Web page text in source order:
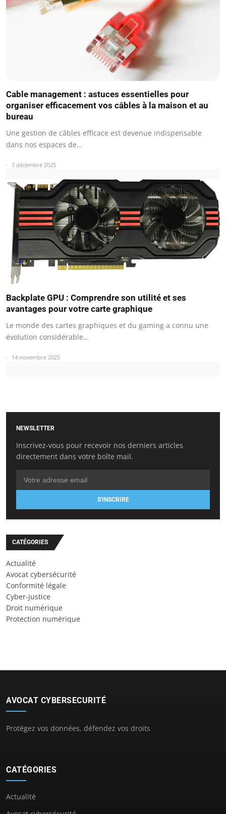
Cable management : astuces essentielles pour
organiser efficacement vos câbles à la maison et au
bureau
Une gestion de câbles efficace est devenue indispensable
dans nos espaces de…
5 décembre 2025
Backplate GPU : Comprendre son utilité et ses
avantages pour votre carte graphique
Le monde des cartes graphiques et du gaming a connu une
évolution considérable…
14 novembre 2025
NEWSLETTER
Inscrivez-vous pour recevoir nos derniers articles
directement dans votre boîte mail.
S'INSCRIRE
CATÉGORIES
Actualité
Avocat cybersécurité
Conformité légale
Cyber-justice
Droit numérique
Protection numérique
AVOCAT CYBERSECURITÉ
Protégez vos données, défendez vos droits
CATÉGORIES
Actualité